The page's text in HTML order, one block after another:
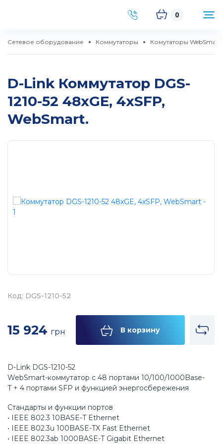
0
Сетевое оборудование Коммутаторы Комутаторы WebSmart
D-Link Коммутатор DGS-
1210-52 48xGE, 4xSFP,
WebSmart.
Код: DGS-1210-52
15 924 грн В корзину
D-Link DGS-1210-52
WebSmart-коммутатор с 48 портами 10/100/1000Base-
T + 4 портами SFP и функцией энергосбережения
Стандарты и функции портов
• IEEE 802.3 10BASE-T Ethernet
• IEEE 802.3u 100BASE-TX Fast Ethernet
• IEEE 802.3ab 1000BASE-T Gigabit Ethernet